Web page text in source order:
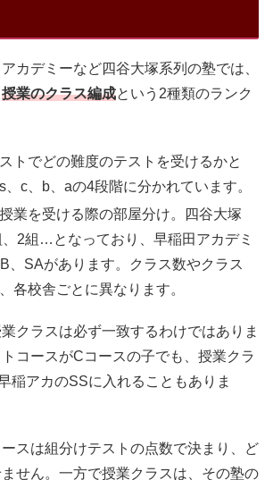
カデミーなど四谷大塚系列の塾では、
授業のクラス編成という2種類のランク
トでどの難度のテストを受けるかと
、c、b、aの4段階に分かれています。
業を受ける際の部屋分け。四谷大塚
2組…となっており、早稲田アカデミ
、SAがあります。クラス数やクラス
各校舎ごとに異なります。
クラスは必ず一致するわけではありま
コースがCコースの子でも、授業クラ
稲アカのSSに入れることもありま
スは組分けテストの点数で決まり、ど
せん。一方で授業クラスは、その塾の